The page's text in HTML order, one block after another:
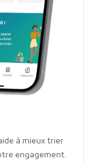
à mieux trier
engagement.